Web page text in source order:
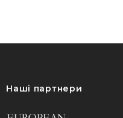
Наші партнери